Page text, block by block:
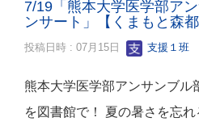
7/19「熊本大学医学部ア
ンサート」【くまもと森
投稿日時 : 07月15日 支援１班
熊本大学医学部アンサンブル
を図書館で！ 夏の暑さを忘